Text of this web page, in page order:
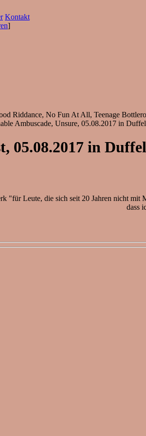
Kontakt
]
Riddance, No Fun At All, Teenage
Ambuscade, Unsure, 05.08.2017 in
05.08.2017 in
"für Leute, die sich seit 20 Jahren nicht
dass